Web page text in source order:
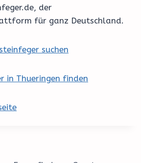
der
für ganz Deutschland.
suchen
in Thueringen finden